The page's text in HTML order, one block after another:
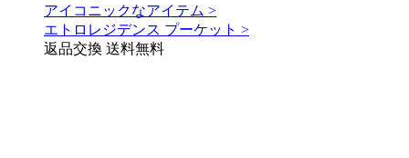
アイコニックなアイテム >
エトロレジデンス プーケット >
返品交換 送料無料